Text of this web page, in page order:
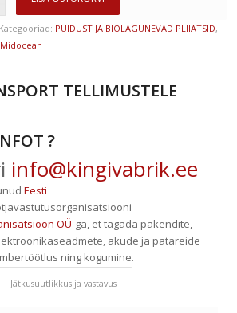
Kategooriad: PUIDUST JA BIOLAGUNEVAD PLIIATSID,
Midocean
TELLIMUSTELE
?
info@kingivabrik.ee
Eesti
OÜ-ga, et tagada pakendite,
akude ja patareide
ning kogumine.
Jätkusuutlikkus ja vastavus